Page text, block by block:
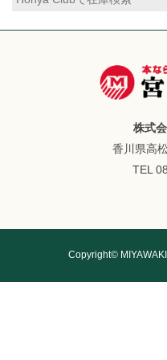
株式
香川県高
TEL
Copyright©